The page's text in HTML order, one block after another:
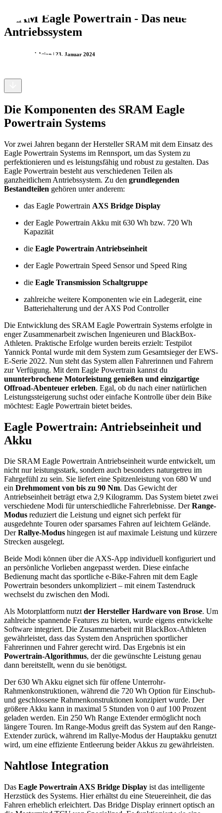
SRAM Eagle Powertrain - Das neue
Antriebssystem
e-motion Redaktion | 23. Januar 2024
Die Komponenten des SRAM Eagle
Powertrain Systems
Vor zwei Jahren begann der Hersteller SRAM mit dem Einsatz des
Eagle Powertrain Systems im Rennsport, um das System zu
perfektionieren und es leistungsfähig und robust zu gestalten. Das
Eagle Powertrain besteht aus verschiedenen Teilen als
ganzheitlichem Antriebssystem. Zu den grundlegenden
Bestandteilen gehören unter anderem:
das Eagle Powertrain AXS Bridge Display
der Eagle Powertrain Akku mit 630 Wh bzw. 720 Wh
Kapazität
die Eagle Powertrain Antriebseinheit
der Eagle Powertrain Speed Sensor und Speed Ring
die Eagle Transmission Schaltgruppe
zahlreiche weitere Komponenten wie ein Ladegerät, eine
Batteriehalterung und der AXS Pod Controller
Die Entwicklung des SRAM Eagle Powertrain Systems erfolgte in
enger Zusammenarbeit zwischen Ingenieuren und BlackBox-
Athleten. Praktische Erfolge wurden bereits erzielt: Testpilot
Yannick Pontal wurde mit dem System zum Gesamtsieger der EWS-
E-Serie 2022. Nun steht das System allen Fahrerinnen und Fahrern
zur Verfügung. Mit dem Eagle Powertrain kannst du
ununterbrochene Motorleistung genießen und einzigartige
Offroad-Abenteuer erleben. Egal, ob du nach einer natürlichen
Leistungssteigerung suchst oder einfache Kontrolle über dein Bike
möchtest: Eagle Powertrain bietet beides.
Eagle Powertrain: Antriebseinheit und
Akku
Die SRAM Eagle Powertrain Antriebseinheit wurde entwickelt, um
nicht nur leistungsstark, sondern auch besonders naturgetreu im
Fahrgefühl zu sein. Sie liefert eine Spitzenleistung von 680 W und
ein Drehmoment von bis zu 90 Nm. Das Gewicht der
Antriebseinheit beträgt etwa 2,9 Kilogramm. Das System bietet zwei
verschiedene Modi für unterschiedliche Fahrerlebnisse. DerRange-
Modus reduziert die Leistung und eignet sich perfekt für
ausgedehnte Touren oder sparsames Fahren auf leichtem Gelände.
DerRallye-Modus hingegen ist auf maximale Leistung und kürzere
Strecken ausgelegt.
Beide Modi können über die AXS-App individuell konfiguriert und
an persönliche Vorlieben angepasst werden. Diese einfache
Bedienung macht das sportliche e-Bike-Fahren mit dem Eagle
Powertrain besonders unkompliziert – mit einem Tastendruck
wechselst du zwischen den Modi.
Als Motorplattform nutztder Hersteller Hardware von Brose. Um
zahlreiche spannende Features zu bieten, wurde eigens entwickelte
Software integriert. Die Zusammenarbeit mit BlackBox-Athleten
gewährleistet, dass das System den Ansprüchen sportlicher
Fahrerinnen und Fahrer gerecht wird. Das Ergebnis ist ein
Powertrain-Algorithmus, der die gewünschte Leistung genau
dann bereitstellt, wenn du sie benötigst.
Der 630 Wh Akku eignet sich für offene Unterrohr-
Rahmenkonstruktionen, während die 720 Wh Option für Einschub-
und geschlossene Rahmenkonstruktionen konzipiert wurde. Der
größere Akku kann in maximal 5 Stunden von 0 auf 100 Prozent
geladen werden. Ein 250 Wh Range Extender ermöglicht noch
längere Touren. Im Range-Modus greift das System auf den Range-
Extender zurück, während im Rallye-Modus der Hauptakku genutzt
wird, um eine effiziente Entleerung beider Akkus zu gewährleisten.
Nahtlose Integration
Das Eagle Powertrain AXS Bridge Display ist das intelligente
Herzstück des Systems. Hier erhältst du eine Steuereinheit, die das
Fahren erheblich erleichtert. Das Bridge Display erinnert optisch an